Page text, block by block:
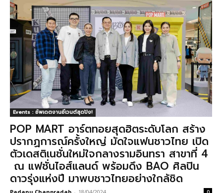
Events : อัพเดตงานอีเวนต์สุดปัง!
POP MART อาร์ตทอยสุดฮิตระดับโลก สร้าง
ปรากฏการณ์ครั้งใหญ่ มัดใจแฟนชาวไทย เปิด
ตัวเดสติเนชั่นใหม่ใจกลางรามอินทรา สาขาที่ 4
ณ แฟชั่นไอส์แลนด์ พร้อมดึง BAO ศิลปิน
ดาวรุ่งแห่งปี มาพบชาวไทยอย่างใกล้ชิด